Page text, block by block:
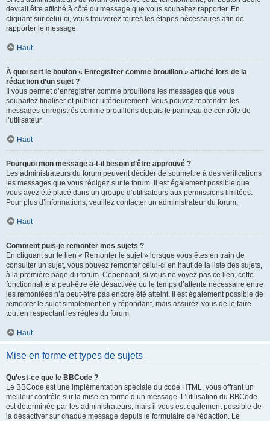
devrait être affiché à côté du message que vous souhaitez rapporter. En
cliquant sur celui-ci, vous trouverez toutes les étapes nécessaires afin de
rapporter le message.
Haut
À quoi sert le bouton « Enregistrer comme brouillon » affiché lors de la
rédaction d’un sujet ?
Il vous permet d’enregistrer comme brouillons les messages que vous
souhaitez finaliser et publier ultérieurement. Vous pouvez reprendre les
messages enregistrés comme brouillons depuis le panneau de contrôle de
l’utilisateur.
Haut
Pourquoi mon message a-t-il besoin d’être approuvé ?
Les administrateurs du forum peuvent décider de soumettre à des vérifications
les messages que vous rédigez sur le forum. Il est également possible que
vous ayez été placé dans un groupe d’utilisateurs aux permissions limitées.
Pour plus d’informations, veuillez contacter un administrateur du forum.
Haut
Comment puis-je remonter mes sujets ?
En cliquant sur le lien « Remonter le sujet » lorsque vous êtes en train de
consulter un sujet, vous pouvez remonter celui-ci en haut de la liste des sujets,
à la première page du forum. Cependant, si vous ne voyez pas ce lien, cette
fonctionnalité a peut-être été désactivée ou le temps d’attente nécessaire entre
les remontées n’a peut-être pas encore été atteint. Il est également possible de
remonter le sujet simplement en y répondant, mais assurez-vous de le faire
tout en respectant les règles du forum.
Haut
Mise en forme et types de sujets
Qu’est-ce que le BBCode ?
Le BBCode est une implémentation spéciale du code HTML, vous offrant un
meilleur contrôle sur la mise en forme d’un message. L’utilisation du BBCode
est déterminée par les administrateurs, mais il vous est également possible de
la désactiver sur chaque message depuis le formulaire de rédaction. Le